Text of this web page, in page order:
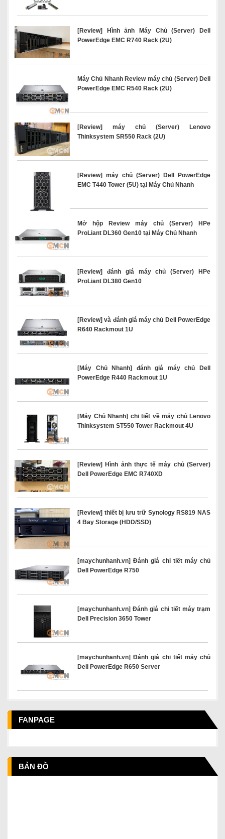
[Review] Hình ảnh Máy Chủ (Server) Dell
PowerEdge EMC R740 Rack (2U)
Máy Chủ Nhanh Review máy chủ (Server) Dell
PowerEdge EMC R540 Rack (2U)
[Review] máy chủ (Server) Lenovo
Thinksystem SR550 Rack (2U)
[Review] máy chủ (Server) Dell PowerEdge
EMC T440 Tower (5U) tại Máy Chủ Nhanh
Mở hộp Review máy chủ (Server) HPe
ProLiant DL360 Gen10 tại Máy Chủ Nhanh
[Review] đánh giá máy chủ (Server) HPe
ProLiant DL380 Gen10
[Review] và đánh giá máy chủ Dell PowerEdge
R640 Rackmout 1U
[Máy Chủ Nhanh] đánh giá máy chủ Dell
PowerEdge R440 Rackmout 1U
[Máy Chủ Nhanh] chi tiết về máy chủ Lenovo
Thinksystem ST550 Tower Rackmout 4U
[Review] Hình ảnh thực tế máy chủ (Server)
Dell PowerEdge EMC R740XD
[Review] thiết bị lưu trữ Synology RS819 NAS
4 Bay Storage (HDD/SSD)
[maychunhanh.vn] Đánh giá chi tiết máy chủ
Dell PowerEdge R750
[maychunhanh.vn] Đánh giá chi tiết máy trạm
Dell Precision 3650 Tower
[maychunhanh.vn] Đánh giá chi tiết máy chủ
Dell PowerEdge R650 Server
FANPAGE
BẢN ĐỒ